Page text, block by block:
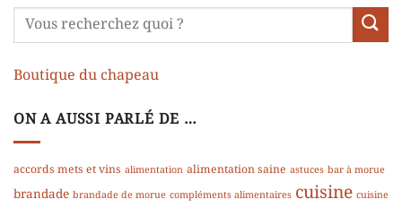
Boutique du chapeau
ON A AUSSI PARLÉ DE …
accords mets et vins alimentation alimentation saine astuces bar à morue
brandade brandade de morue compléments alimentaires cuisine cuisine